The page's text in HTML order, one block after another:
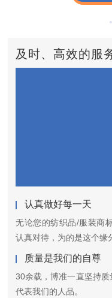
及时、高效的服
认真做好每一天
无论您的纺织品/服装商
认真对待，为的是这个缘
质量是我们的自尊
30余载，博准一直坚持质
代表我们的人品。